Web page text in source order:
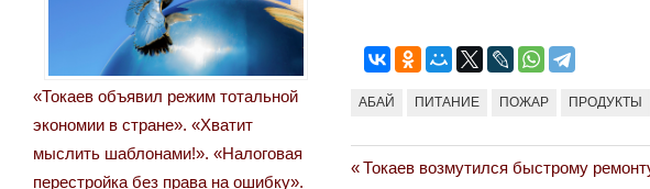
АБАЙ ПИТАНИЕ ПОЖАР ПРОДУКТЫ
Навигация
Previous
Токаев возмутился быстрому
«Токаев объявил режим тотальной
экономии в стране». «Хватит
мыслить шаблонами!». «Налоговая
перестройка без права на ошибку».